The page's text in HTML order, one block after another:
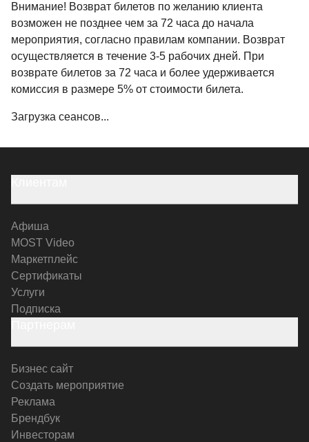
Внимание! Возврат билетов по желанию клиента
возможен не позднее чем за 72 часа до начала
мероприятия, согласно правилам компании. Возврат
осуществляется в течение 3-5 рабочих дней. При
возврате билетов за 72 часа и более удерживается
комиссия в размере 5% от стоимости билета.
Загрузка сеансов...
Афиша
MOST Video
Маркетплейс
Сертификаты
Услуги
Подписка
Бизнес сайт
Создать мероприятие
Реклама
Брендбук
Инвесторам